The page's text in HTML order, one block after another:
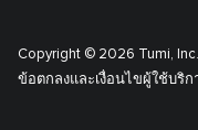
Copyright © 2026 Tumi,
ข้อตกลงและเงื่อนไขผู้ใช้บริกา